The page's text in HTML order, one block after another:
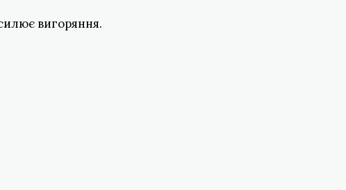
вигоряння.